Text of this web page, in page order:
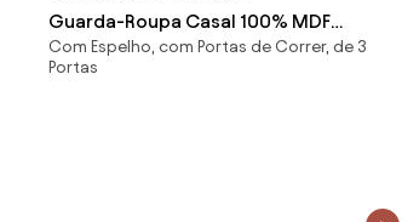
Guarda-Roupa Casal 100% MDF
Madesa Royale 3 Portas de Correr de
Espelho Preto Cor:Preto
Com Espelho, com Portas de Correr, de 3
Portas